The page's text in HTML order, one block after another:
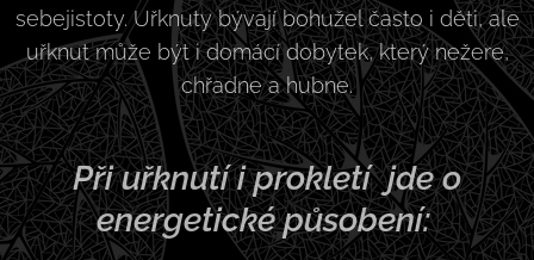
sebejistoty. Uřknuty bývají bohužel často i děti, ale
uřknut může být i domácí dobytek, který nežere,
chřadne a hubne.
Při uřknutí i prokletí jde o
energetické působení: